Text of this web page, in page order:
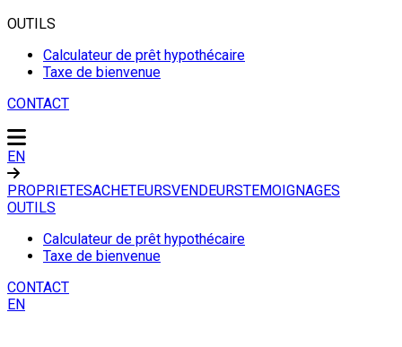
OUTILS
Calculateur de prêt hypothécaire
Taxe de bienvenue
CONTACT
EN
PROPRIETESACHETEURSVENDEURSTEMOIGNAGES
OUTILS
Calculateur de prêt hypothécaire
Taxe de bienvenue
CONTACT
EN